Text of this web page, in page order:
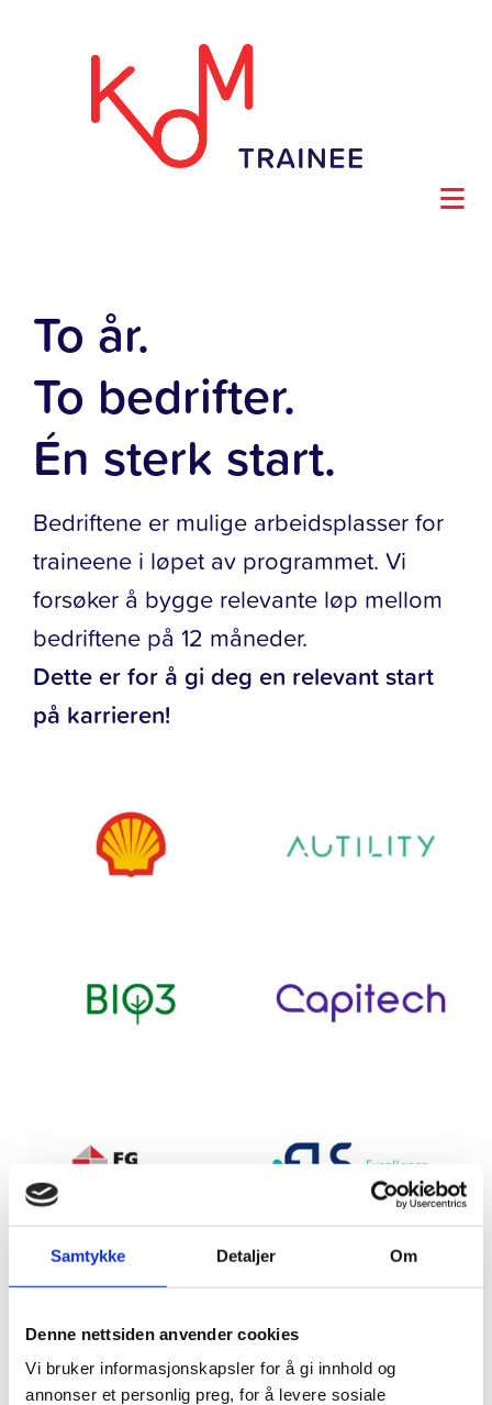
Samtykke Detaljer Om
Denne nettsiden anvender cookies
Vi bruker informasjonskapsler for å gi innhold og
annonser et personlig preg, for å levere sosiale
To år.
To bedrifter.
Én sterk start.
Bedriftene er mulige arbeidsplasser for
traineene i løpet av programmet. Vi
forsøker å bygge relevante løp mellom
bedriftene på 12 måneder.
Dette er for å gi deg en relevant start
på karrieren!